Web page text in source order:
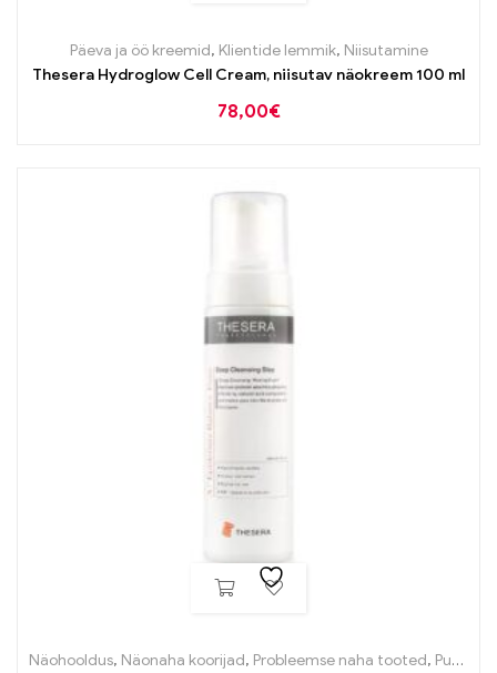
Päeva ja öö kreemid, Klientide lemmik, Niisutamine
Thesera Hydroglow Cell Cream, niisutav näokreem 100 ml
78,00€
Näohooldus, Näonaha koorijad, Probleemse naha tooted, Puhastustooted